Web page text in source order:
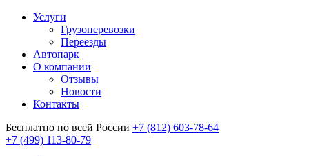
Услуги
Грузоперевозки
Переезды
Автопарк
О компании
Отзывы
Новости
Контакты
Бесплатно по всей России +7 (812) 603-78-64
+7 (499) 113-80-79